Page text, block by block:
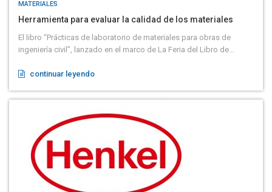
MATERIALES
Herramienta para evaluar la calidad de los materiales
El libro “Prácticas de laboratorio de materiales para obras de
ingeniería civil”, lanzado en el marco de La Feria del Libro de...
continuar leyendo